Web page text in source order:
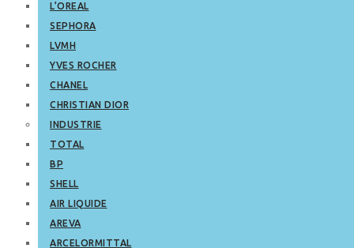
L’OREAL
SEPHORA
LVMH
YVES ROCHER
CHANEL
CHRISTIAN DIOR
INDUSTRIE
TOTAL
BP
SHELL
AIR LIQUIDE
AREVA
ARCELORMITTAL